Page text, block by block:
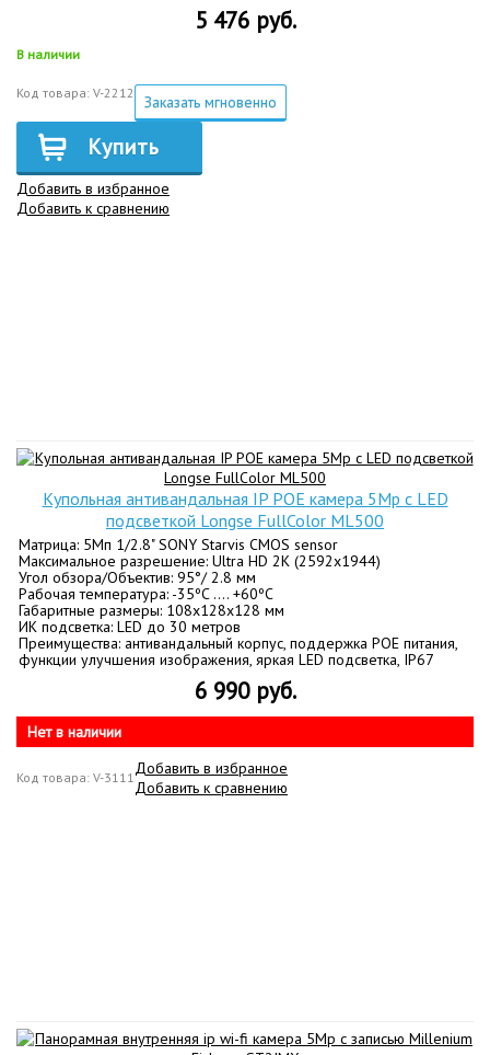
5 476 руб.
В наличии
Код товара: V-2212 Заказать мгновенно
Купить
Добавить в избранное
Добавить к сравнению
Купольная антивандальная IP POE камера 5Mp с LED
подсветкой Longse FullColor ML500
Матрица: 5Мп 1/2.8" SONY Starvis CMOS sensor
Максимальное разрешение: Ultra HD 2K (2592x1944)
Угол обзора/Объектив: 95°/ 2.8 мм
Рабочая температура: -35ºC .... +60ºC
Габаритные размеры: 108x128x128 мм
ИК подсветка: LED до 30 метров
Преимущества: антивандальный корпус, поддержка POE питания,
функции улучшения изображения, яркая LED подсветка, IP67
6 990 руб.
Нет в наличии
Код товара: V-3111Добавить в избранное
Добавить к сравнению